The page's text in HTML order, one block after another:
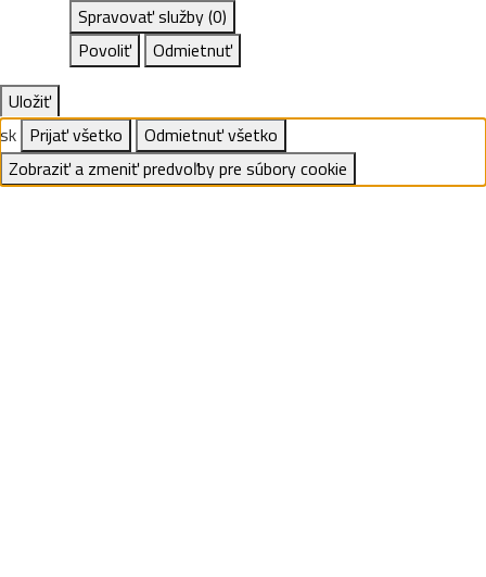
Spravovať služby(0)
Povoliť
Odmietnuť
Uložiť
sk Prijať všetko
Odmietnuť všetko
Zobraziť a zmeniť predvoľby pre súbory cookie